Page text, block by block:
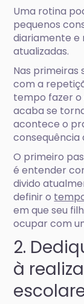
Uma rotina
pequenos
diariamente e
atualizadas.
Nas primeiras
com a
tempo fazer
acaba se
acontece o
consequência
O primeiro
é entender
divido
definir o
em que seu
ocupar com
2.
à